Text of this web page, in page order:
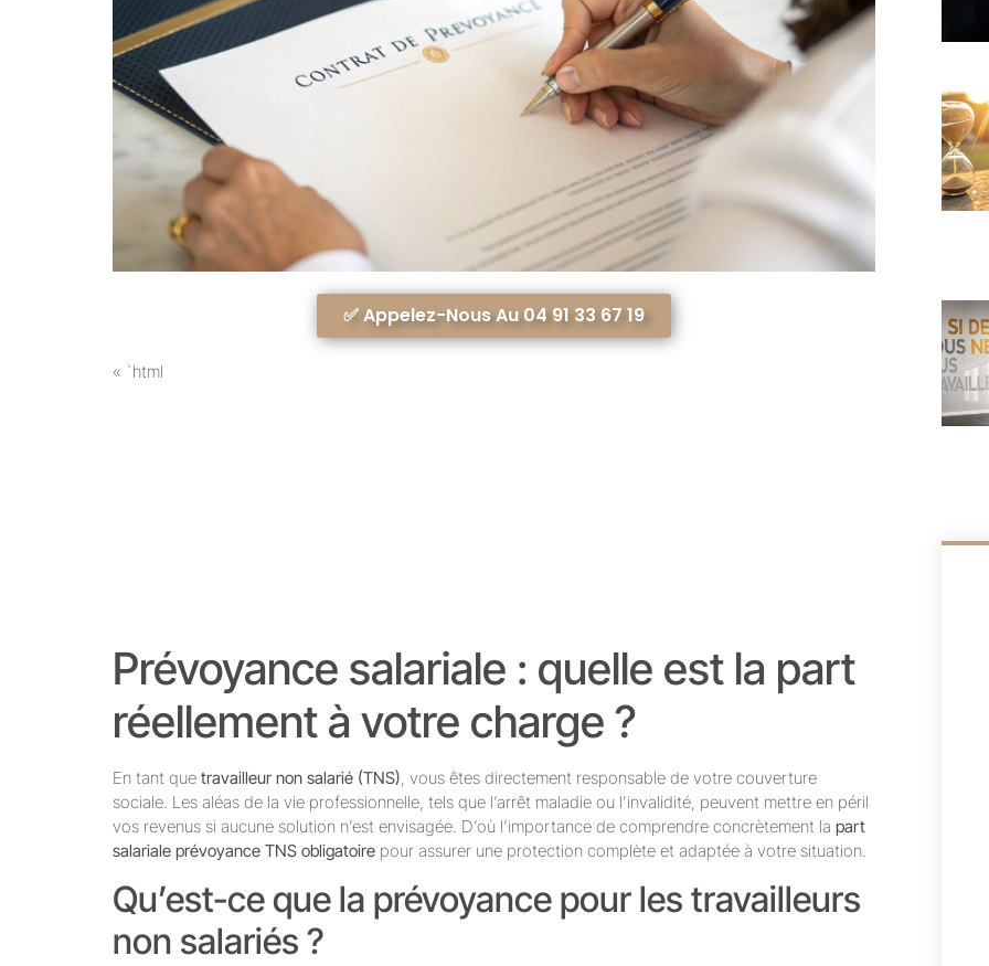
✅ Appelez-Nous Au 04 91 33 67 19
« `html
Prévoyance salariale : quelle est la part
réellement à votre charge ?
En tant que travailleur non salarié (TNS), vous êtes directement responsable de votre couverture
sociale. Les aléas de la vie professionnelle, tels que l’arrêt maladie ou l’invalidité, peuvent mettre en péril
vos revenus si aucune solution n’est envisagée. D’où l’importance de comprendre concrètement la part
salariale prévoyance TNS obligatoire pour assurer une protection complète et adaptée à votre situation.
Qu’est-ce que la prévoyance pour les travailleurs
non salariés ?